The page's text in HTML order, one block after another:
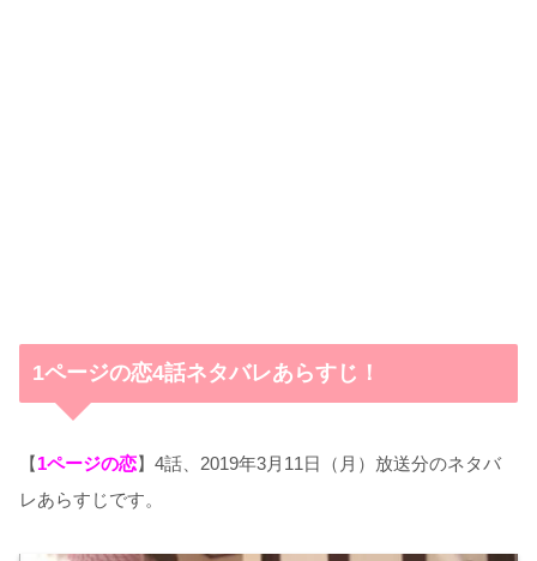
1ページの恋4話ネタバレあらすじ！
【1ページの恋】4話、2019年3月11日（月）放送分のネタバ
レあらすじです。